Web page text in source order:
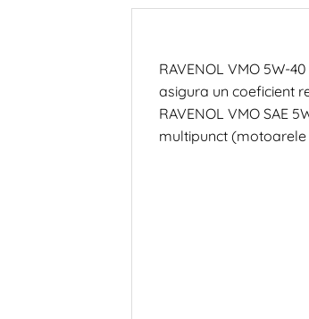
RAVENOL VMO 5W-
asigura un coeficient
RAVENOL VMO SAE
multipunct